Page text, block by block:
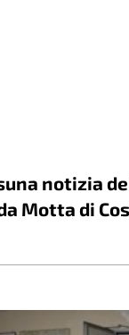
notizia
Motta di